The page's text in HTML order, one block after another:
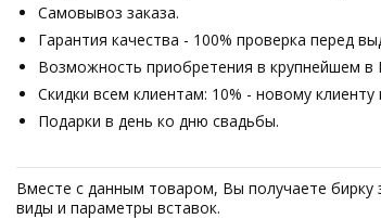
Самовывоз заказа.
Гарантия качества - 100% проверка перед
Возможность приобретения в крупнейшем в
Скидки всем клиентам: 10% - новому
Подарки в день ко дню свадьбы.
Вместе с данным товаром, Вы получаете бирку
виды и параметры вставок.